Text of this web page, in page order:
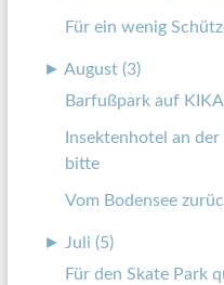
Für ein wenig
► August (3)
Barfußpark auf KIKA
Insektenhotel an
bitte
Vom Bodensee
►
Juli (5)
Für den Skate Park